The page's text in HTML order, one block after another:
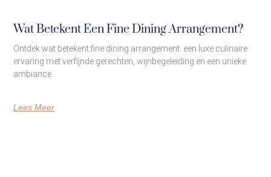
Wat Betekent Een Fine Dining Arrangement?
Ontdek wat betekent fine dining arrangement: een luxe culinaire
ervaring met verfijnde gerechten, wijnbegeleiding en een unieke
ambiance.
Lees Meer